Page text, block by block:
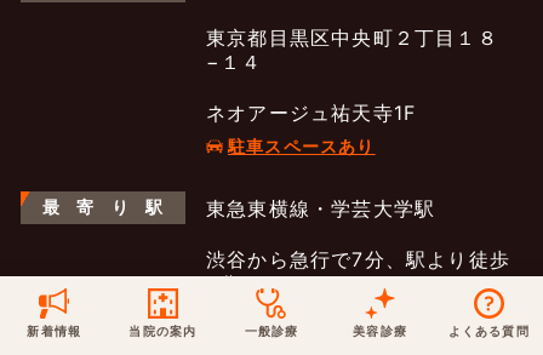
新着情報
新着ブログ記事
取材協力
桑満院長のtwitter
当院の案内
アクセス・地図
当院のポリシー
個人情報保護方針
一般診療
形成外科
美容診療 よくある質問
電話でのお問いあわせ
0120-50-5929
美容診療
0120-70-5929
日・祝はお休みです
地図アプリで経路を調べる
東京都目黒区中央町２丁目１８
−１４
ネオアージュ祐天寺1F
駐車スペースあり
最 寄 り 駅 東急東横線・学芸大学駅
渋谷から急行で7分、駅より徒歩
6分
現在地からの経路を見る